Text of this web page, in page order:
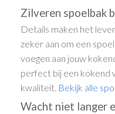
Zilveren spoelbak
Details maken het
zeker aan om een
voegen aan jouw
perfect bij een kokend
kwaliteit. Bekijk alle
Wacht niet langer